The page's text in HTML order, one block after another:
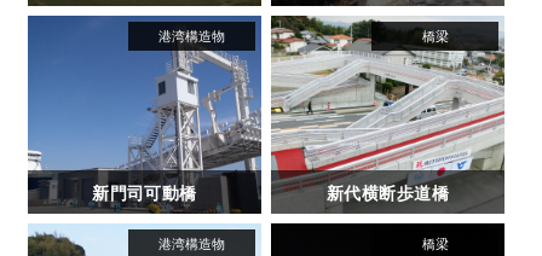
新門司可動橋 新代横断歩道橋